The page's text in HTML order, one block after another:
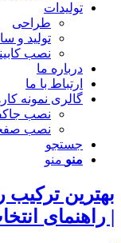
تولیدات
طراحی
تولید و
نصب
درباره ما
ارتباط با ما
گالری نمونه
نصب
نصب صفحه
جستجو
منو منو
بهترین ترکیب
| راهنمای